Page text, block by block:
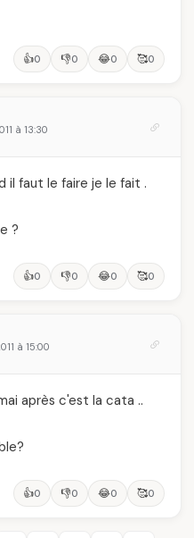
👍0 👎0 😂0 🥰0
à 13:30
il faut le faire je le fait .
?
👍0 👎0 😂0 🥰0
à 15:00
après c'est la cata ..
👍0 👎0 😂0 🥰0